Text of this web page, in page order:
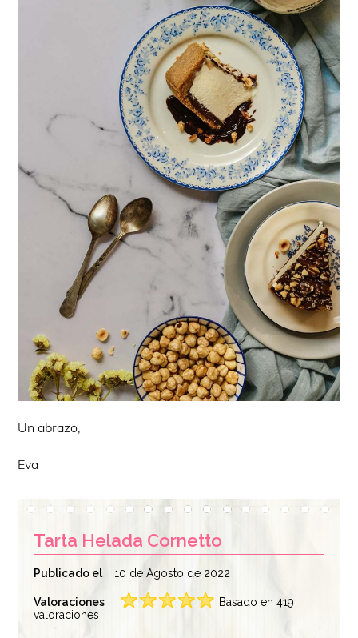
Un abrazo,
Eva
Tarta Helada Cornetto
Publicado el 10 de Agosto de 2022
Valoraciones
Basado en 419
valoraciones